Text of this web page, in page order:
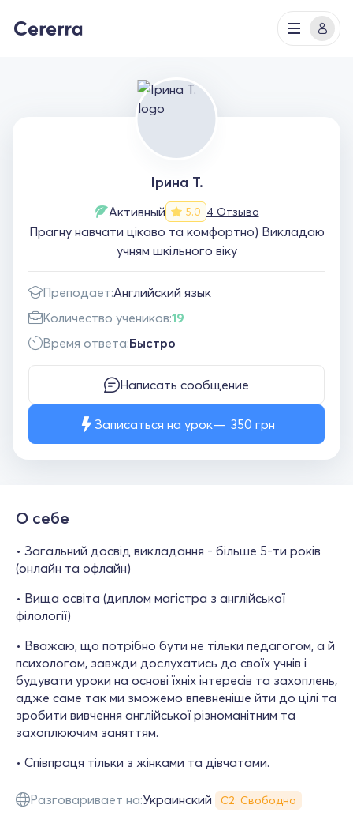
Ірина Т.
Активный 5.0 4 Отзыва
Прагну навчати цікаво та комфортно) Викладаю
учням шкільного віку
Преподает:Английский язык
Количество учеников:19
Время ответа:Быстро
Написать сообщение
Записаться на урок 350 грн
О себе
• Загальний досвід викладання - більше 5-ти років
(онлайн та офлайн)
• Вища освіта (диплом магістра з англійської
філології)
• Вважаю, що потрібно бути не тільки педагогом, а й
психологом, завжди дослухатись до своїх учнів і
будувати уроки на основі їхніх інтересів та захоплень,
адже саме так ми зможемо впевненіше йти до цілі та
зробити вивчення англійської різноманітним та
захоплюючим заняттям.
• Співпраця тільки з жінками та дівчатами.
Разговаривает на:Украинский С2: Свободно